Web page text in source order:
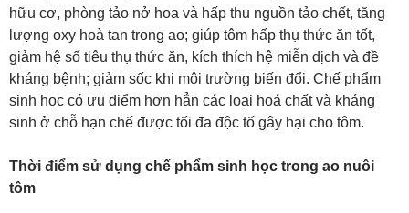
hữu cơ, phòng tảo nở hoa và hấp thu nguồn tảo chết, tăng
lượng oxy hoà tan trong ao; giúp tôm hấp thụ thức ăn tốt,
giảm hệ số tiêu thụ thức ăn, kích thích hệ miễn dịch và đề
kháng bệnh; giảm sốc khi môi trường biến đổi. Chế phẩm
sinh học có ưu điểm hơn hẳn các loại hoá chất và kháng
sinh ở chỗ hạn chế được tối đa độc tố gây hại cho tôm.
Thời điểm sử dụng chế phẩm sinh học trong ao nuôi
tôm